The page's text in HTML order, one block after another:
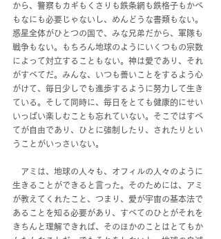
から、警察もカギもくさりも鉄条網も鉄格子もかべ
もなにも必要じゃないし、めんどうな書類もない。
惑星全体がひとつの国で、みな兄弟だから、軍隊も
戦争もない。もちろん地球のようにいくつもの宗数
によって対立することもない。神は愛であり、それ
がすべてだ。みんな、いつも善いことをするよう心
がけて、毎日少しでも進歩するように努力して生き
ている。そして同時に、毎日をとても健康的にせい
いっぱい楽しむことも忘れていない。そこではすべ
てが自由であり、ひとに強制したり、されたりとい
うことがいっさいない。
アミは、地球の人々も、オフィルの人々のように
生きることができると言った。そのためには、アミ
が教えてくれたこと、つまり、愛が宇宙の基本法で
あることを知る必要があり、すべてのひとがそれを
きちんと理解できれば、そのほかのことはとてもか